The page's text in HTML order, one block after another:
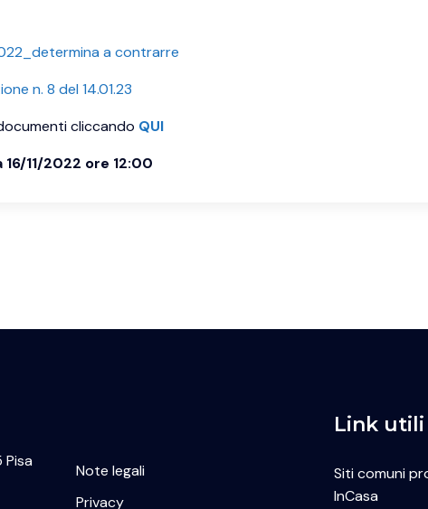
a contrarre
n. 8 del 14.01.23
cliccando QUI
11/2022 ore 12:00
Pisa
Note legali
Privacy
Link utili
Siti comuni
InCasa